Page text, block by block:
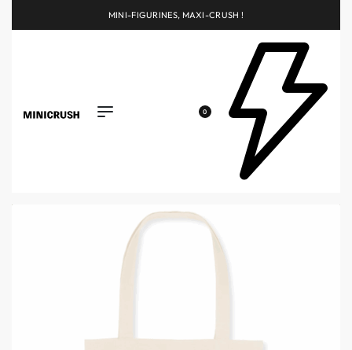
MINI-FIGURINES, MAXI-CRUSH !
0